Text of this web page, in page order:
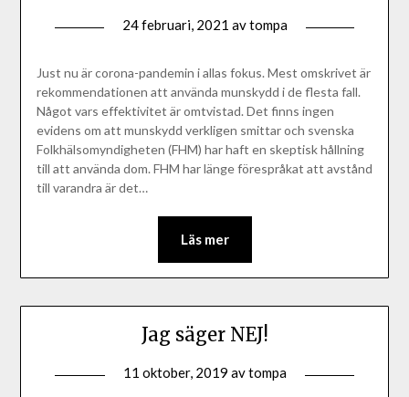
24 februari, 2021 avtompa
Just nu är corona-pandemin i allas fokus. Mest omskrivet är
rekommendationen att använda munskydd i de flesta fall.
Något vars effektivitet är omtvistad. Det finns ingen
evidens om att munskydd verkligen smittar och svenska
Folkhälsomyndigheten (FHM) har haft en skeptisk hållning
till att använda dom. FHM har länge förespråkat att avstånd
till varandra är det…
Läs mer
Jag säger NEJ!
11 oktober, 2019 avtompa